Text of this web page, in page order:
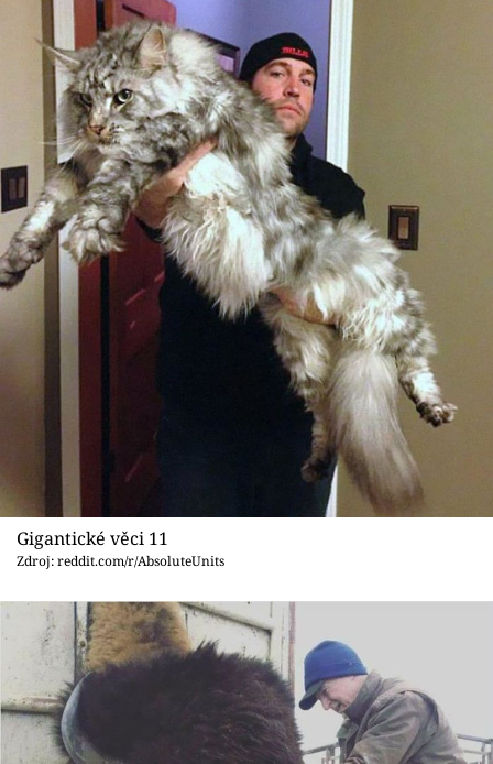
Gigantické věci 11
Zdroj: reddit.com/r/AbsoluteUnits